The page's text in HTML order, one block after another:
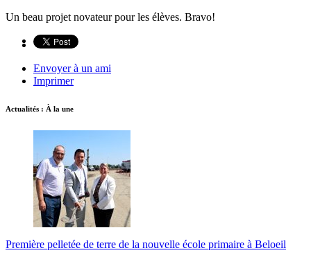
Un beau projet novateur pour les élèves. Bravo!
Envoyer à un ami
Imprimer
Actualités : À la une
Première pelletée de terre de la nouvelle école primaire à Beloeil